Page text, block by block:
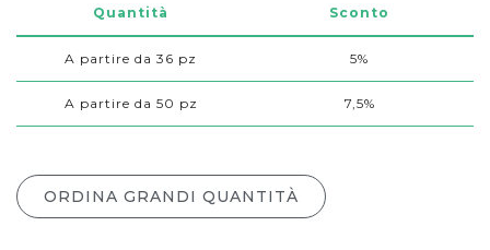
Quantità Sconto
A partire da 36 pz 5%
A partire da 50 pz 7,5%
ORDINA GRANDI QUANTITÀ